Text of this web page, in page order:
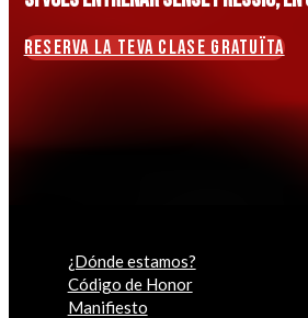
RESERVA LA TEVA CLASE GRATUÏTA
¿Dónde estamos?
Código de Honor
Manifiesto